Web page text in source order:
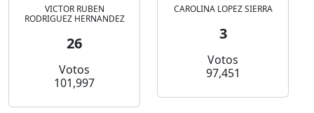
VICTOR RUBEN
RODRIGUEZ HERNANDEZ
26
Votos
101,997
CAROLINA LOPEZ SIERRA
3
Votos
97,451